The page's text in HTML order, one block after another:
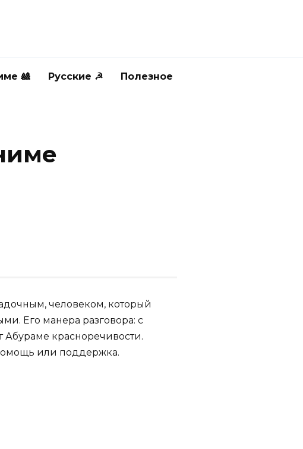
🎎 Русские ☭ Полезное
человеком, который
Его манера разговора: с
красноречивости.
или поддержка.